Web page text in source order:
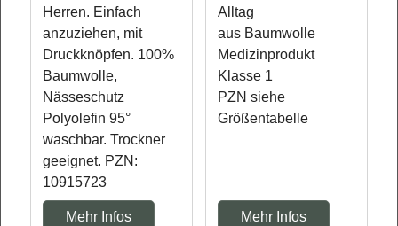
Herren. Einfach
anzuziehen, mit
Druckknöpfen. 100%
Baumwolle,
Nässeschutz
Polyolefin 95°
waschbar. Trockner
geeignet. PZN:
10915723
Mehr Infos
Alltag
aus Baumwolle
Medizinprodukt
Klasse 1
PZN siehe
Größentabelle
Mehr Infos